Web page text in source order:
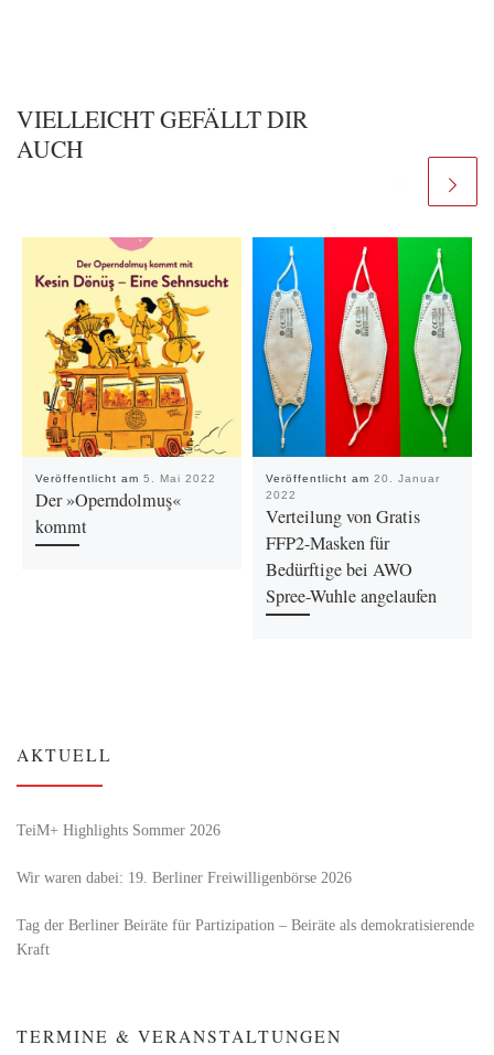
VIELLEICHT GEFÄLLT DIR
AUCH
Veröffentlicht am 5. Mai 2022
Der »Operndolmuş«
kommt
Veröffentlicht am 20. Januar
2022
Verteilung von Gratis
FFP2-Masken für
Bedürftige bei AWO
Spree-Wuhle angelaufen
AKTUELL
TeiM+ Highlights Sommer 2026
Wir waren dabei: 19. Berliner Freiwilligenbörse 2026
Tag der Berliner Beiräte für Partizipation – Beiräte als demokratisierende
Kraft
TERMINE & VERANSTALTUNGEN